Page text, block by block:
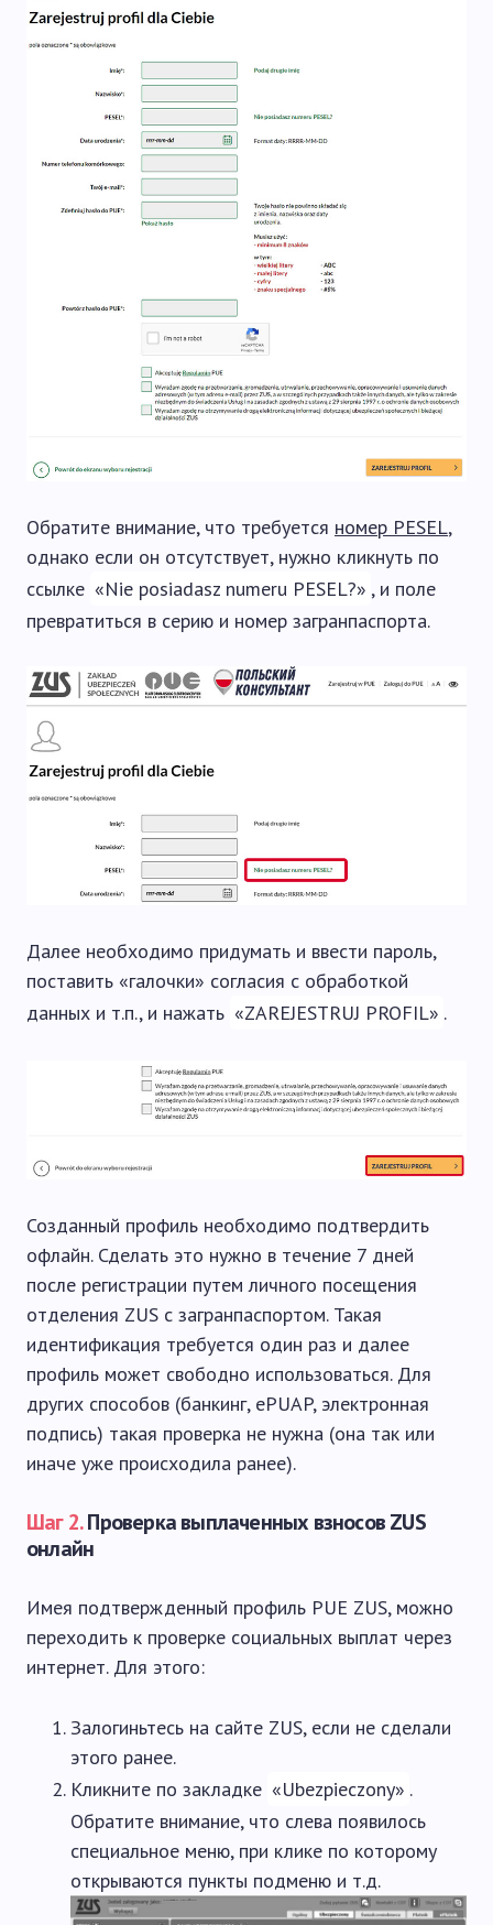
Обратите внимание, что требуется номер PESEL,
однако если он отсутствует, нужно кликнуть по
ссылке «Nie posiadasz numeru PESEL?» , и поле
превратиться в серию и номер загранпаспорта.
Далее необходимо придумать и ввести пароль,
поставить «галочки» согласия с обработкой
данных и т.п., и нажать «ZAREJESTRUJ PROFIL» .
Созданный профиль необходимо подтвердить
офлайн. Сделать это нужно в течение 7 дней
после регистрации путем личного посещения
отделения ZUS с загранпаспортом. Такая
идентификация требуется один раз и далее
профиль может свободно использоваться. Для
других способов (банкинг, ePUAP, электронная
подпись) такая проверка не нужна (она так или
иначе уже происходила ранее).
Шаг 2.Проверка выплаченных взносов ZUS
онлайн
Имея подтвержденный профиль PUE ZUS, можно
переходить к проверке социальных выплат через
интернет. Для этого:
Залогиньтесь на сайте ZUS, если не сделали
этого ранее.
Кликните по закладке «Ubezpieczony» .
Обратите внимание, что слева появилось
специальное меню, при клике по которому
открываются пункты подменю и т.д.